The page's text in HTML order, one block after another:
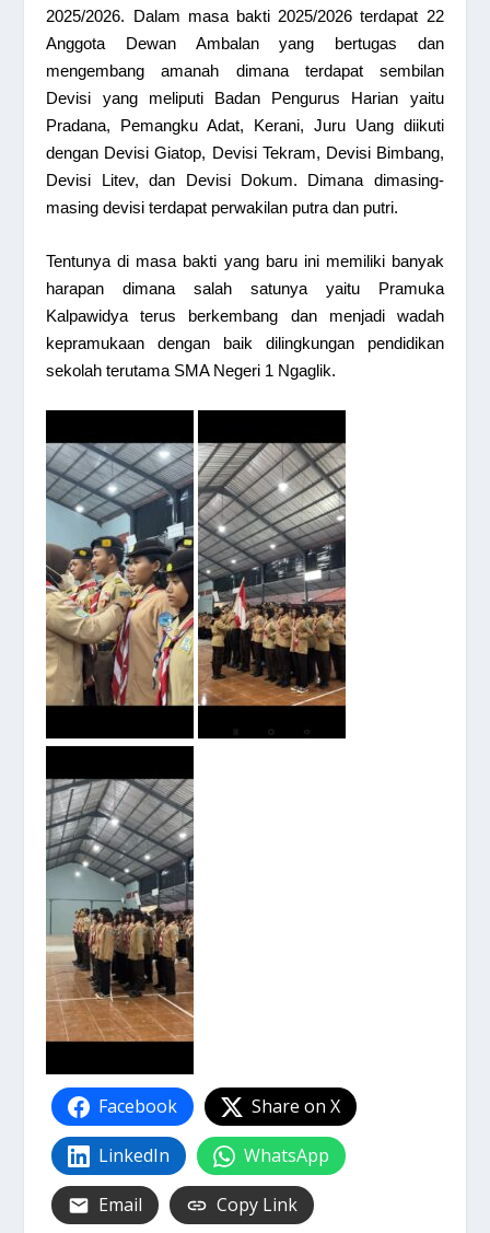
2025/2026. Dalam masa bakti 2025/2026 terdapat 22
Anggota Dewan Ambalan yang bertugas dan
mengembang amanah dimana terdapat sembilan
Devisi yang meliputi Badan Pengurus Harian yaitu
Pradana, Pemangku Adat, Kerani, Juru Uang diikuti
dengan Devisi Giatop, Devisi Tekram, Devisi Bimbang,
Devisi Litev, dan Devisi Dokum. Dimana dimasing-
masing devisi terdapat perwakilan putra dan putri.
Tentunya di masa bakti yang baru ini memiliki banyak
harapan dimana salah satunya yaitu Pramuka
Kalpawidya terus berkembang dan menjadi wadah
kepramukaan dengan baik dilingkungan pendidikan
sekolah terutama SMA Negeri 1 Ngaglik.
Facebook Share on X
LinkedIn WhatsApp
Email Copy Link